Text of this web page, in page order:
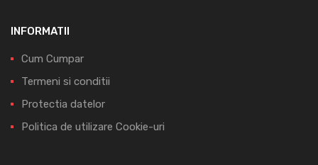
INFORMATII
Cum Cumpar
Termeni si conditii
Protectia datelor
Politica de utilizare Cookie-uri